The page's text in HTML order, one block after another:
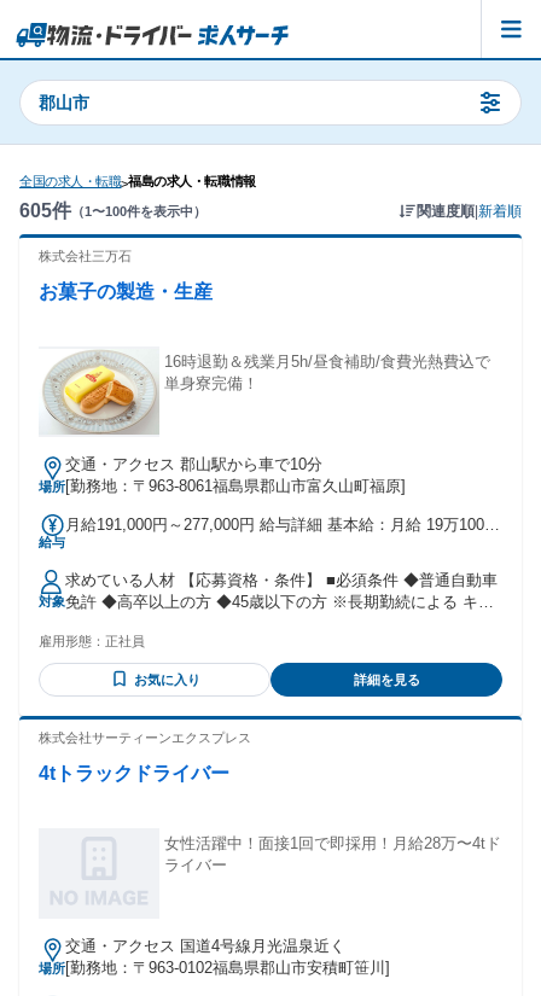
郡山市
全国の求人・転職>福島の求人・転職情報
605件 （1〜100件を表示中） 関連度順 新着順
株式会社三万石
お菓子の製造・生産
16時退勤＆残業月5h/昼食補助/食費光熱費込で
単身寮完備！
場所
交通・アクセス 郡山駅から車で10分
[勤務地：〒963-8061福島県郡山市富久山町福原]
給与
月給191,000円～277,000円 給与詳細 基本給：月給 19万1000
で支払われる通勤・皆勤・家族手当金額：なし 全員に一律で
支払われるその他手当金額：なし 試用・研修期間：3ヶ月 試
用・研修期間の条件：本採用と同じ
対象
求めている人材 【応募資格・条件】 ■必須条件 ◆普通自動車
免許 ◆高卒以上の方 ◆45歳以下の方 ※長期勤続による キャ
躍中★ ◆第二新卒歓迎◎ ◆男性スタッフ活躍中！ ◆ブラン
クある方も歓迎♪ ◆U・Iターン歓迎！ （単身者用の社宅あ
♪ ●コツコツと正確な 作業が得意な方★ ●チームワークを 大
待ちしております！ 【活かせる経験】 ■異業種出身も活躍
ング・物流 ●カフェ・レストラン ●スーパー・レジ ●アパレ
ル・携帯販売 ●事務・コールセンター ●イベントスタッフ ●歯
科助手・介護など 未経験からスタートした 先輩が多数派で
す！ 安心してくださいね♪
雇用形態： 正社員
お気に入り 詳細を見る
株式会社サーティーンエクスプレス
4tトラックドライバー
女性活躍中！面接1回で即採用！月給28万〜4tド
ライバー
場所
交通・アクセス 国道4号線月光温泉近く
[勤務地：〒963-0102福島県郡山市安積町笹川]